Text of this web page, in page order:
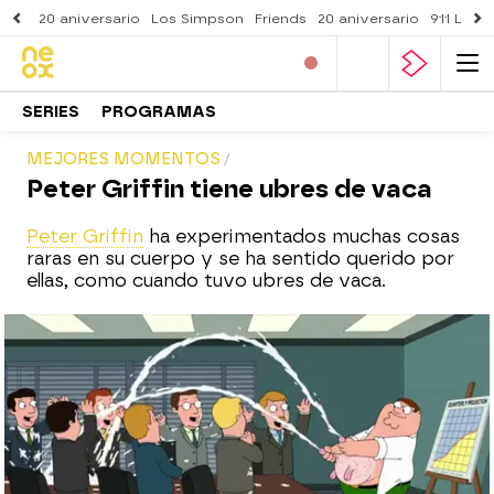
20 aniversario Los Simpson Friends 20 aniversario 911
SERIES PROGRAMAS
MEJORES MOMENTOS
Peter Griffin tiene ubres de vaca
Peter Griffin ha experimentados muchas cosas
raras en su cuerpo y se ha sentido querido por
ellas, como cuando tuvo ubres de vaca.
neox